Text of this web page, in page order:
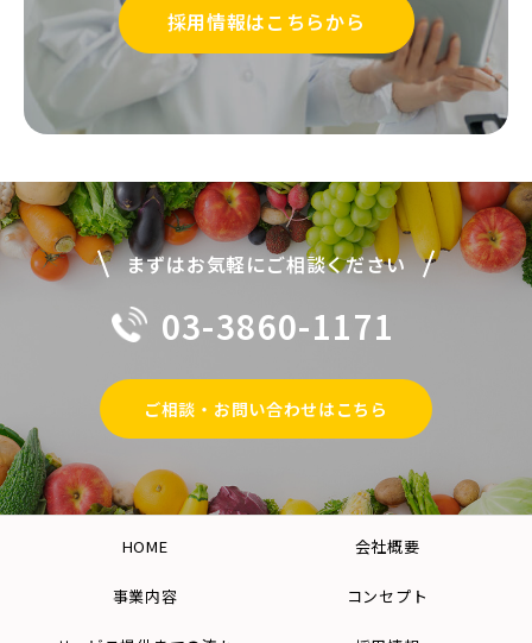
採用情報はこちらから
まずはお気軽にご相談ください
03-3860-1171
ご相談・お問い合わせはこちら
HOME 会社概要
事業内容 コンセプト